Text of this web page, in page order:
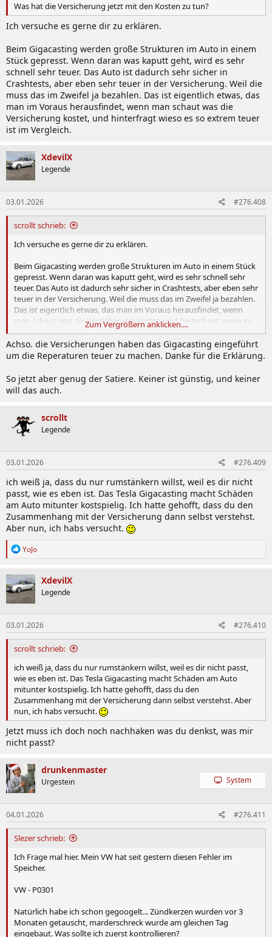
Was hat die Versicherung jetzt mit den Kosten zu tun?
Ich versuche es gerne dir zu erklären.
Beim Gigacasting werden große Strukturen im Auto in einem
Stück gepresst. Wenn daran was kaputt geht, wird es sehr
schnell sehr teuer. Das Auto ist dadurch sehr sicher in
Crashtests, aber eben sehr teuer in der Versicherung. Weil die
muss das im Zweifel ja bezahlen. Das ist eigentlich etwas, das
man im Voraus herausfindet, wenn man schaut was die
Versicherung kostet, und hinterfragt wieso es so extrem teuer
ist im Vergleich.
XdevilX
Legende
03.01.2026 #276.408
scrollt schrieb:
Ich versuche es gerne dir zu erklären.
Beim Gigacasting werden große Strukturen im Auto in einem Stück
gepresst. Wenn daran was kaputt geht, wird es sehr schnell sehr
teuer. Das Auto ist dadurch sehr sicher in Crashtests, aber eben sehr
teuer in der Versicherung. Weil die muss das im Zweifel ja bezahlen.
Das ist eigentlich etwas, das man im Voraus herausfindet, wenn
man schaut was die Versicherung kostet, und hinterfragt wieso es
so extrem teuer ist im Vergleich.
Zum Vergrößern anklicken....
Achso. die Versicherungen haben das Gigacasting eingeführt
um die Reperaturen teuer zu machen. Danke für die Erklärung.
So jetzt aber genug der Satiere. Keiner ist günstig, und keiner
will das auch.
scrollt
Legende
03.01.2026 #276.409
ich weiß ja, dass du nur rumstänkern willst, weil es dir nicht
passt, wie es eben ist. Das Tesla Gigacasting macht Schäden
am Auto mitunter kostspielig. Ich hatte gehofft, dass du den
Zusammenhang mit der Versicherung dann selbst verstehst.
Aber nun, ich habs versucht.
R
k
t
i
o
n
e
n
:
YoJo
XdevilX
Legende
03.01.2026 #276.410
scrollt schrieb:
ich weiß ja, dass du nur rumstänkern willst, weil es dir nicht passt,
wie es eben ist. Das Tesla Gigacasting macht Schäden am Auto
mitunter kostspielig. Ich hatte gehofft, dass du den
Zusammenhang mit der Versicherung dann selbst verstehst. Aber
nun, ich habs versucht.
Jetzt muss ich doch noch nachhaken was du denkst, was mir
nicht passt?
drunkenmaster
Urgestein System
04.01.2026 #276.411
Slezer schrieb:
Ich Frage mal hier. Mein VW hat seit gestern diesen Fehler im
Speicher.
VW - P0301
Natürlich habe ich schon gegoogelt... Zündkerzen wurden vor 3
Monaten getauscht, marderschreck wurde am gleichen Tag
eingebaut. Was sollte ich zuerst kontrollieren?